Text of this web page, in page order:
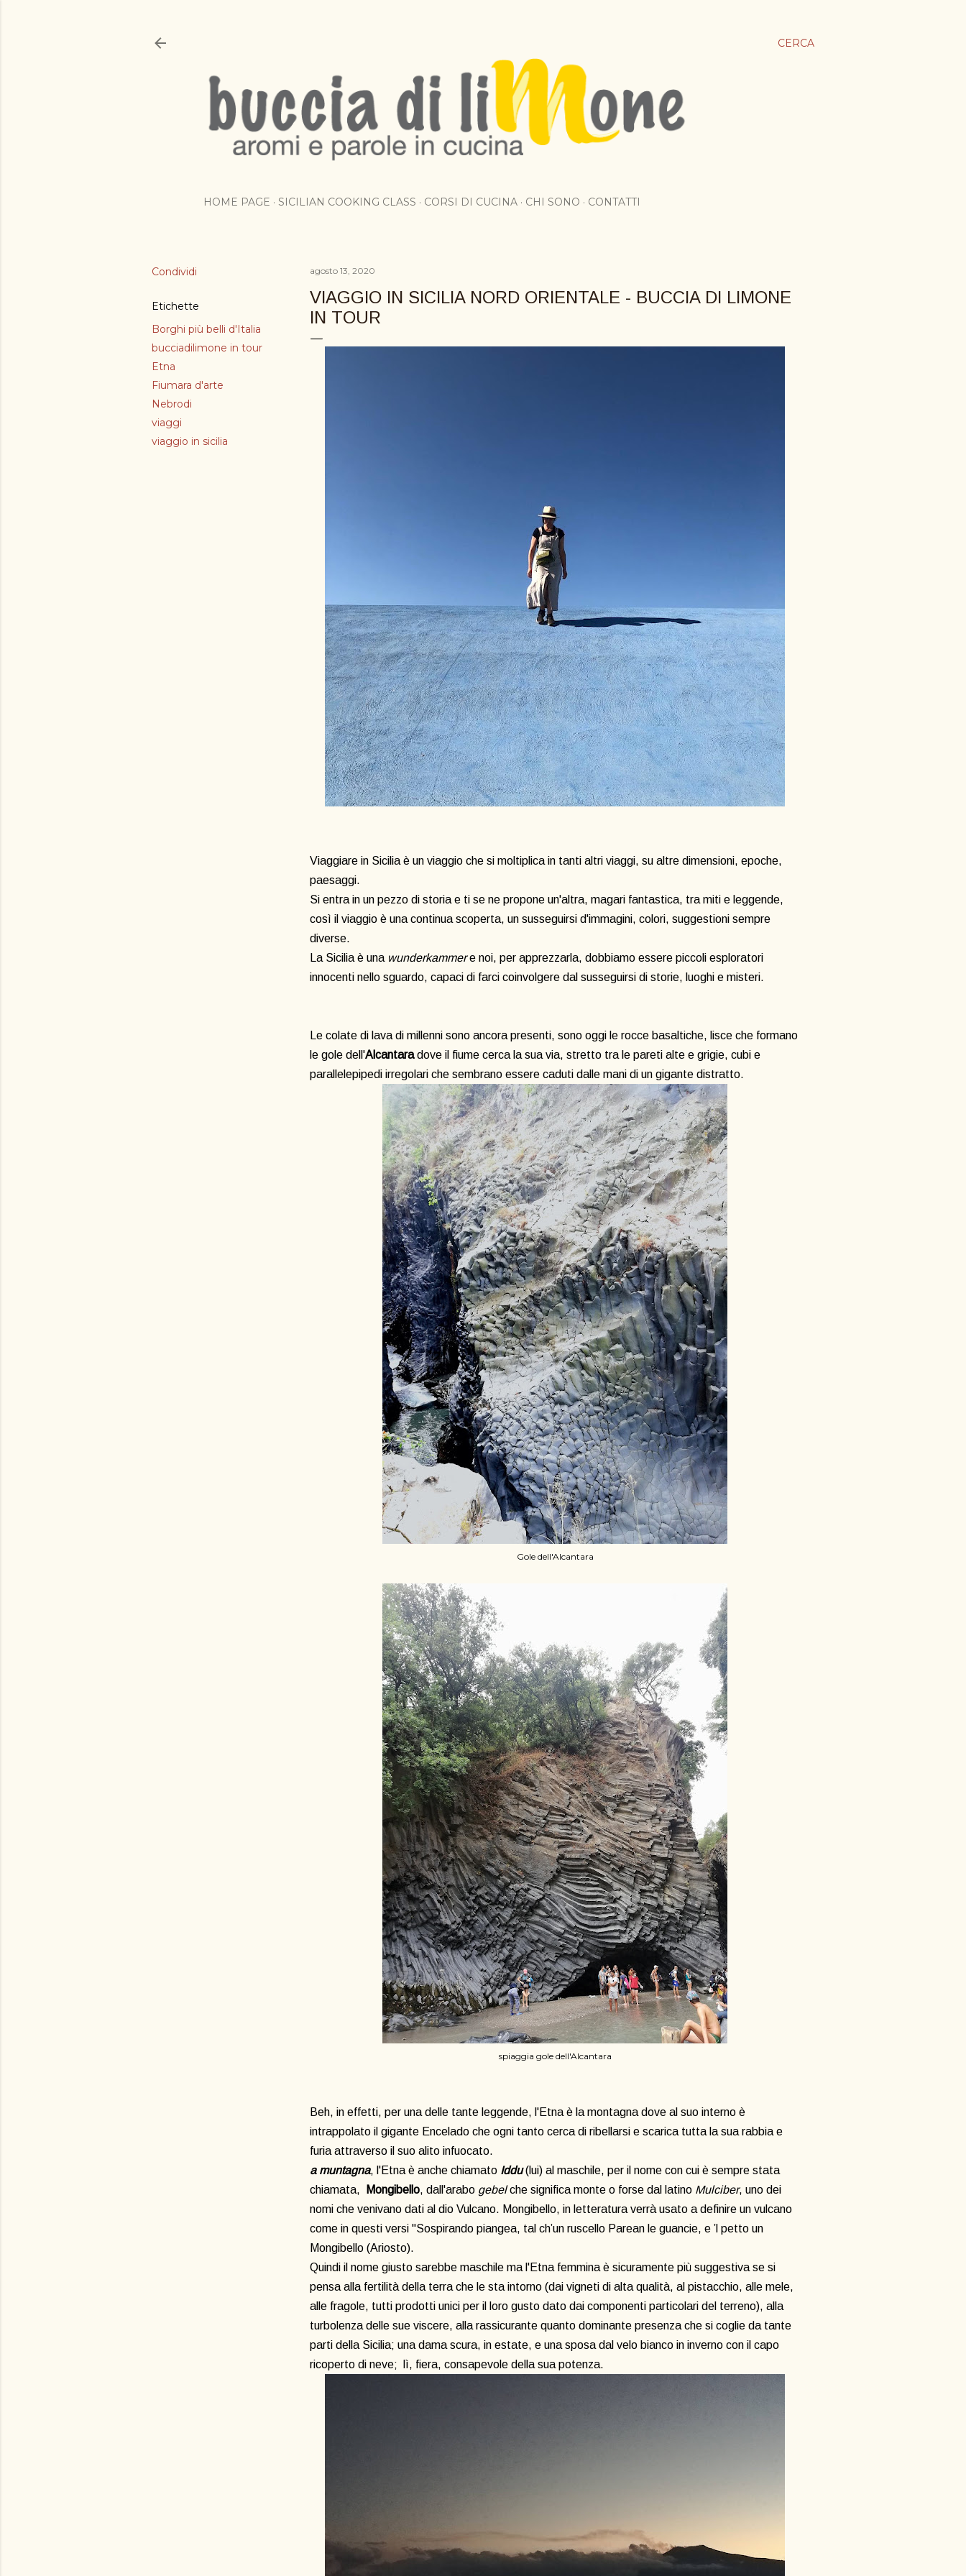
CERCA
HOME PAGE SICILIAN COOKING CLASS CORSI DI CUCINA CHI SONO CONTATTI
Condividi
Etichette
Borghi più belli d'Italia
bucciadilimone in tour
Etna
Fiumara d'arte
Nebrodi
viaggi
viaggio in sicilia
agosto 13, 2020
VIAGGIO IN SICILIA NORD ORIENTALE - BUCCIA DI LIMONE
IN TOUR
Viaggiare in Sicilia è un viaggio che si moltiplica in tanti altri viaggi, su altre dimensioni, epoche,
paesaggi.
Si entra in un pezzo di storia e ti se ne propone un'altra, magari fantastica, tra miti e leggende,
così il viaggio è una continua scoperta, un susseguirsi d'immagini, colori, suggestioni sempre
diverse.
La Sicilia è una wunderkammere noi, per apprezzarla, dobbiamo essere piccoli esploratori
innocenti nello sguardo, capaci di farci coinvolgere dal susseguirsi di storie, luoghi e misteri.
Le colate di lava di millenni sono ancora presenti, sono oggi le rocce basaltiche, lisce che formano
le gole dell'Alcantaradove il fiume cerca la sua via, stretto tra le pareti alte e grigie, cubi e
parallelepipedi irregolari che sembrano essere caduti dalle mani di un gigante distratto.
Gole dell'Alcantara
spiaggia gole dell'Alcantara
Beh, in effetti, per una delle tante leggende, l'Etna è la montagna dove al suo interno è
intrappolato il gigante Encelado che ogni tanto cerca di ribellarsi e scarica tutta la sua rabbia e
furia attraverso il suo alito infuocato.
a muntagna, l'Etna è anche chiamato Iddu(lui) al maschile, per il nome con cui è sempre stata
chiamata,
Mongibello, dall'arabo gebelche significa monte o forse dal latino Mulciber, uno dei
nomi che venivano dati al dio Vulcano. Mongibello, in letteratura verrà usato a definire un vulcano
come in questi versi "Sospirando piangea, tal ch’un ruscello Parean le guancie, e ’l petto un
Mongibello (Ariosto).
Quindi il nome giusto sarebbe maschile ma l'Etna femmina è sicuramente più suggestiva se si
pensa alla fertilità della terra che le sta intorno (dai vigneti di alta qualità, al pistacchio, alle mele,
alle fragole, tutti prodotti unici per il loro gusto dato dai componenti particolari del terreno), alla
turbolenza delle sue viscere, alla rassicurante quanto dominante presenza che si coglie da tante
parti della Sicilia; una dama scura, in estate, e una sposa dal velo bianco in inverno con il capo
ricoperto di neve; lì, fiera, consapevole della sua potenza.